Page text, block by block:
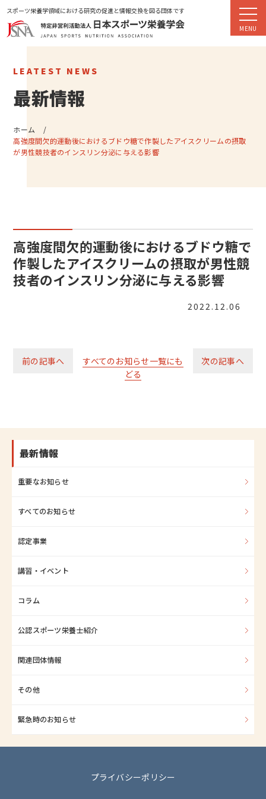
スポーツ栄養学領域における研究の促進と情報交換を図る団体です
LEATEST NEWS
最新情報
ホーム
高強度間欠的運動後におけるブドウ糖で作製したアイスクリームの摂取
が男性競技者のインスリン分泌に与える影響
高強度間欠的運動後におけるブドウ糖で
作製したアイスクリームの摂取が男性競
技者のインスリン分泌に与える影響
2022.12.06
前の記事へ
すべてのお知らせ一覧にも
どる
次の記事へ
最新情報
重要なお知らせ
すべてのお知らせ
認定事業
講習・イベント
コラム
公認スポーツ栄養士紹介
関連団体情報
その他
緊急時のお知らせ
プライバシーポリシー